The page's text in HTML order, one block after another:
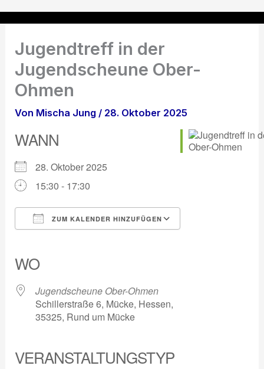
Inhalt
Jugendtreff in der
Jugendscheune Ober-
Ohmen
Von Mischa Jung / 28. Oktober 2025
WANN
28. Oktober 2025
15:30 - 17:30
ZUM KALENDER HINZUFÜGEN
WO
Jugendscheune Ober-Ohmen
Schillerstraße 6, Mücke, Hessen,
35325, Rund um Mücke
VERANSTALTUNGSTYP